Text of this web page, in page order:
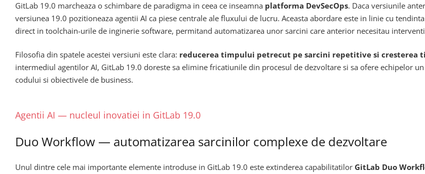
GitLab 19.0 marcheaza o schimbare de paradigma in ceea ce inseamna platforma DevSecOps. Daca versiunile
versiunea 19.0 pozitioneaza agentii AI ca piese centrale ale fluxului de lucru. Aceasta abordare este in linie cu
direct in toolchain-urile de inginerie software, permitand automatizarea unor sarcini care anterior necesitau
Filosofia din spatele acestei versiuni este clara: reducerea timpului petrecut pe sarcini repetitive si cresterea
intermediul agentilor AI, GitLab 19.0 doreste sa elimine fricatiunile din procesul de dezvoltare si sa ofere echipelor
codului si obiectivele de business.
Agentii AI — nucleul inovatiei in GitLab 19.0
Duo Workflow — automatizarea sarcinilor complexe de dezvoltare
Unul dintre cele mai importante elemente introduse in GitLab 19.0 este extinderea capabilitatilor GitLab Duo